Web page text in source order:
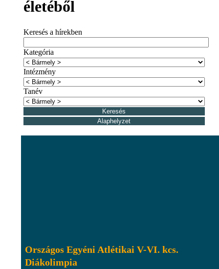
életéből
Keresés a hírekben
Kategória
Intézmény
Tanév
Országos Egyéni Atlétikai V-VI. kcs.
Diákolimpia